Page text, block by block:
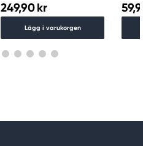
249,90 kr
Lägg i varukorgen